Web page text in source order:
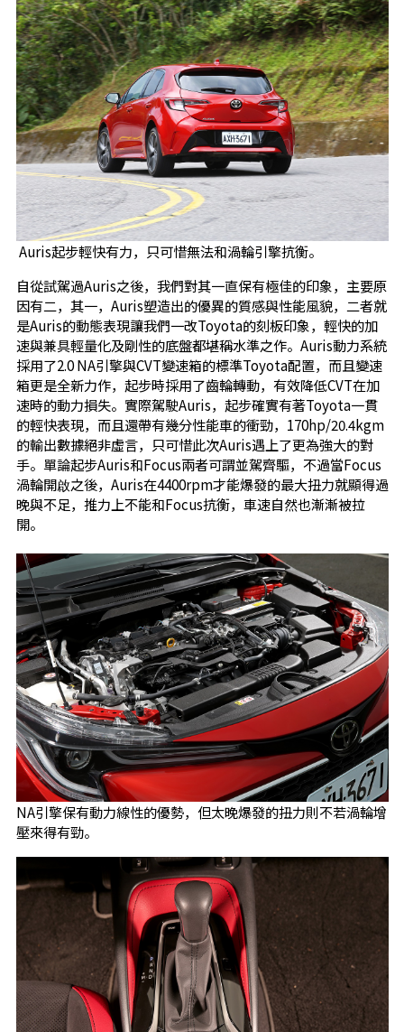
Auris起步輕快有力，只可惜無法和渦輪引擎抗衡。
自從試駕過Auris之後，我們對其一直保有極佳的印象，主要原
因有二，其一，Auris塑造出的優異的質感與性能風貌，二者就
是Auris的動態表現讓我們一改Toyota的刻板印象，輕快的加
速與兼具輕量化及剛性的底盤都堪稱水準之作。Auris動力系統
採用了2.0 NA引擎與CVT變速箱的標準Toyota配置，而且變速
箱更是全新力作，起步時採用了齒輪轉動，有效降低CVT在加
速時的動力損失。實際駕駛Auris，起步確實有著Toyota一貫
的輕快表現，而且還帶有幾分性能車的衝勁，170hp/20.4kgm
的輸出數據絕非虛言，只可惜此次Auris遇上了更為強大的對
手。單論起步Auris和Focus兩者可謂並駕齊驅，不過當Focus
渦輪開啟之後，Auris在4400rpm才能爆發的最大扭力就顯得過
晚與不足，推力上不能和Focus抗衡，車速自然也漸漸被拉
開。
NA引擎保有動力線性的優勢，但太晚爆發的扭力則不若渦輪增
壓來得有勁。